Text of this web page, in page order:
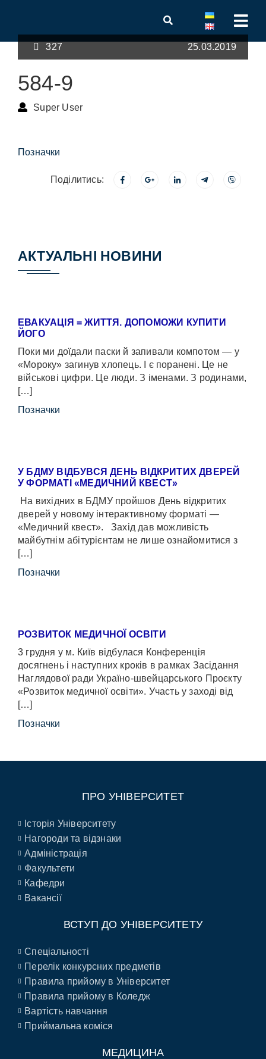
327 25.03.2019
584-9
Super User
Позначки
Поділитись:
АКТУАЛЬНІ НОВИНИ
ЕВАКУАЦІЯ = ЖИТТЯ. ДОПОМОЖИ КУПИТИ
ЙОГО
Поки ми доїдали паски й запивали компотом — у
«Мороку» загинув хлопець. І є поранені. Це не
військові цифри. Це люди. З іменами. З родинами,
[…]
Позначки
У БДМУ ВІДБУВСЯ ДЕНЬ ВІДКРИТИХ ДВЕРЕЙ
У ФОРМАТІ «МЕДИЧНИЙ КВЕСТ»
На вихідних в БДМУ пройшов День відкритих
дверей у новому інтерактивному форматі —
«Медичний квест». Захід дав можливість
майбутнім абітурієнтам не лише ознайомитися з
[…]
Позначки
РОЗВИТОК МЕДИЧНОЇ ОСВІТИ
3 грудня у м. Київ відбулася Конференція
досягнень і наступних кроків в рамках Засідання
Наглядової ради Україно-швейцарського Проєкту
«Розвиток медичної освіти». Участь у заході від
[…]
Позначки
ПРО УНІВЕРСИТЕТ
Історія Університету
Нагороди та відзнаки
Адміністрація
Факультети
Кафедри
Вакансії
ВСТУП ДО УНІВЕРСИТЕТУ
Спеціальності
Перелік конкурсних предметів
Правила прийому в Університет
Правила прийому в Коледж
Вартість навчання
Приймальна коміся
МЕДИЦИНА